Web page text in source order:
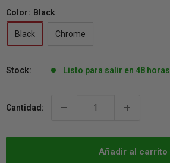
venta
Color: Black
Black Chrome
Stock: Listo para salir en 48 horas
Cantidad:
Añadir al carrito